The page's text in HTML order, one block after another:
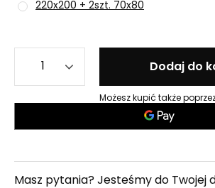
220x200 + 2szt. 70x80
Dodaj do
Możesz kupić także
Masz pytania? Jesteśmy do Twojej